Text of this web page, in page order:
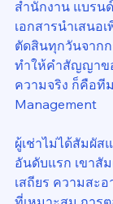
สำนักงาน แบรน
เอกสารนำเสนอ
ตัดสินทุกวันจาก
ทำให้คำสัญญาข
ความจริง ก็คือที
Management
ผู้เช่าไม่ได้สัมผัส
อันดับแรก เขาสั
เสถียร ความสะ